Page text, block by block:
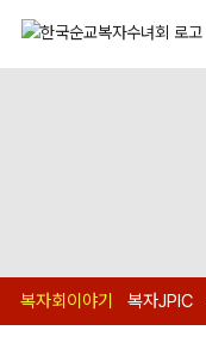
복자회이야기 복자JPIC